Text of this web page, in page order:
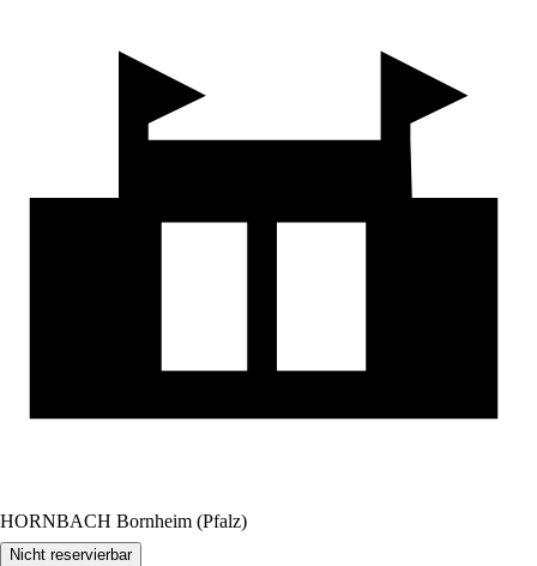
HORNBACH Bornheim (Pfalz)
Nicht reservierbar